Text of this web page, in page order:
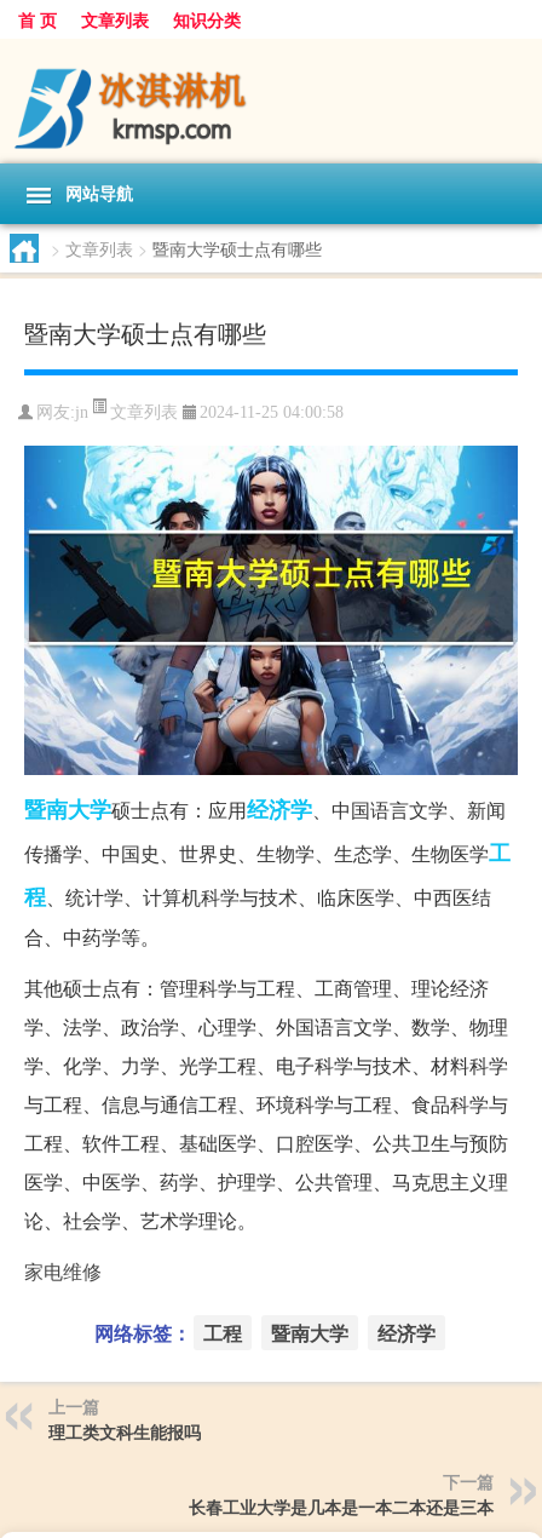
首 页 文章列表 知识分类
网站导航
> 文章列表 > 暨南大学硕士点有哪些
暨南大学硕士点有哪些
网友:jn 文章列表 2024-11-25 04:00:58
暨南大学硕士点有：应用经济学、中国语言文学、新闻
传播学、中国史、世界史、生物学、生态学、生物医学工
程、统计学、计算机科学与技术、临床医学、中西医结
合、中药学等。
其他硕士点有：管理科学与工程、工商管理、理论经济
学、法学、政治学、心理学、外国语言文学、数学、物理
学、化学、力学、光学工程、电子科学与技术、材料科学
与工程、信息与通信工程、环境科学与工程、食品科学与
工程、软件工程、基础医学、口腔医学、公共卫生与预防
医学、中医学、药学、护理学、公共管理、马克思主义理
论、社会学、艺术学理论。
家电维修
网络标签： 工程 暨南大学 经济学
上一篇
理工类文科生能报吗
下一篇
长春工业大学是几本是一本二本还是三本